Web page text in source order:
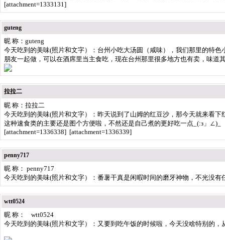
[attachment=1333131]
guteng
昵 称：guteng
今天吃到的美味(照片和文字）：台州小吃大汤圆（咸味），我们那里的特
朋友一起做，可以在酒席里当主食吃，现在台州那里很多地方也有卖，味
拉拉二
昵 称：拉拉二
今天吃到的美味(照片和文字）：昨天说到了山姆的红豆沙，那今天就来看
这种速食类的主要还是图个方便啦，不然还是自己煮的更好吃一点_(:з」∠)_
[attachment=1336338] [attachment=1336339]
penny717
昵 称： penny717
今天吃到的美味(照片和文字）：番薯干真是闲暇时间的磨牙神物，不光没
wtt0524
昵 称： wtt0524
今天吃到的美味(照片和文字）：又要到吃午饭的时候啦，今天没啥特别的